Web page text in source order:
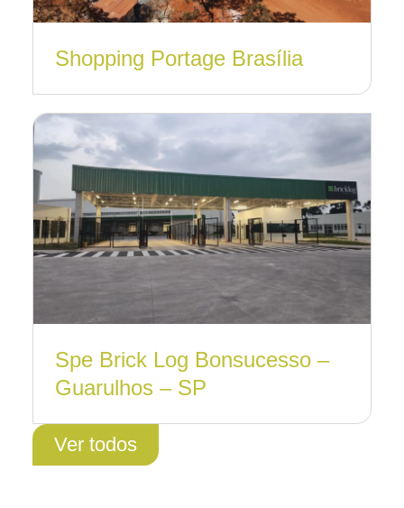
Shopping Portage Brasília
Spe Brick Log Bonsucesso –
Guarulhos – SP
Ver todos